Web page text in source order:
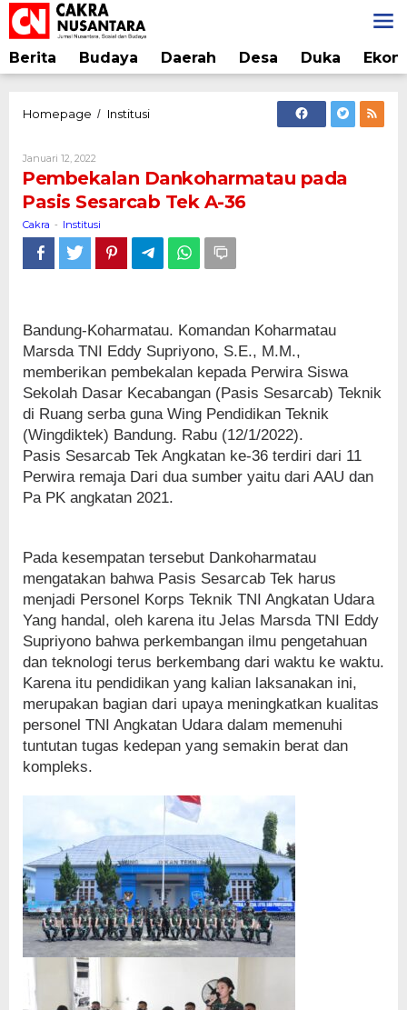
Lewati
ke
konten
Berita Budaya Daerah Desa Duka
Homepage / InstitusiPembekalan
Sesarcab
Tek
36
Januari 12, 2022
Cakra
Pembekalan Dankoharmatau pada
Pasis Sesarcab Tek A-36
Cakra - Institusi
Bandung-Koharmatau. Komandan Koharmatau
Marsda TNI Eddy Supriyono, S.E., M.M.,
memberikan pembekalan kepada Perwira Siswa
Sekolah Dasar Kecabangan (Pasis Sesarcab) Teknik
di Ruang serba guna Wing Pendidikan Teknik
(Wingdiktek) Bandung. Rabu (12/1/2022).
Pasis Sesarcab Tek Angkatan ke-36 terdiri dari 11
Perwira remaja Dari dua sumber yaitu dari AAU dan
Pa PK angkatan 2021.
Pada kesempatan tersebut Dankoharmatau
mengatakan bahwa Pasis Sesarcab Tek harus
menjadi Personel Korps Teknik TNI Angkatan Udara
Yang handal, oleh karena itu Jelas Marsda TNI Eddy
Supriyono bahwa perkembangan ilmu pengetahuan
dan teknologi terus berkembang dari waktu ke waktu.
Karena itu pendidikan yang kalian laksanakan ini,
merupakan bagian dari upaya meningkatkan kualitas
personel TNI Angkatan Udara dalam memenuhi
tuntutan tugas kedepan yang semakin berat dan
kompleks.